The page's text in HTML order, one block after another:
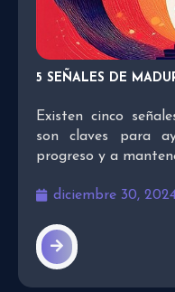
5 SEÑALES DE
Existen cinco
son claves para
progreso y a
diciembre 30,